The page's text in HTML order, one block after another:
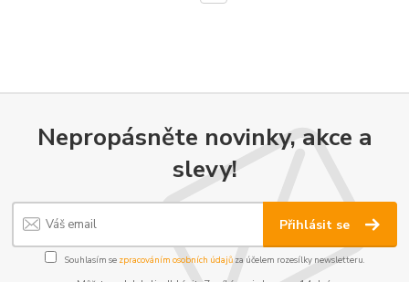
Nepropásněte novinky, akce a
slevy!
Přihlásit se
Souhlasím se zpracováním osobních údajůza účelem rozesílky newsletteru.